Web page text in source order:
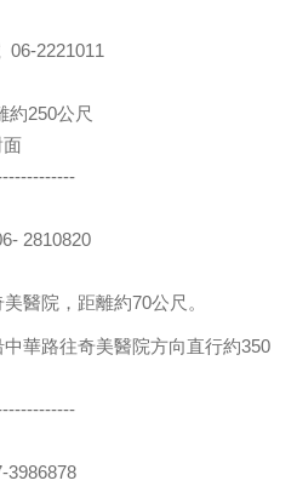
06-2221011
約250公尺
面
2810820
醫院，距離約70公尺。
華路往奇美醫院方向直行約350
3986878